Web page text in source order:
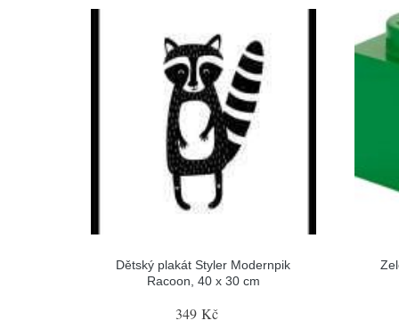
Dětský plakát Styler Modernpik
Racoon, 40 x 30 cm
349 Kč